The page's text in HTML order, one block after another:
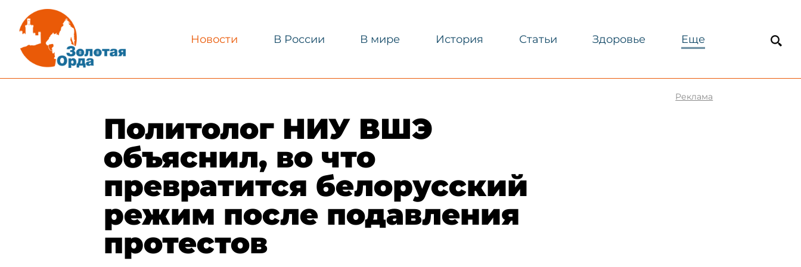
Новости В России В мире История Статьи Здоровье Еще
​Политолог НИУ ВШЭ​
объяснил, во что
превратится белорусский
режим после подавления
протестов
Реклама